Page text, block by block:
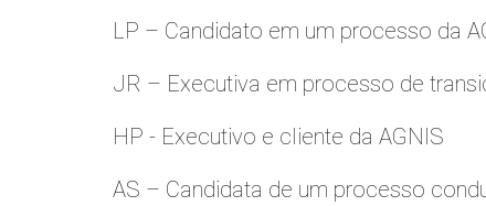
LP – Candidato em um processo da
JR – Executiva em processo de
HP - Executivo e cliente da AGNIS
AS – Candidata de um processo